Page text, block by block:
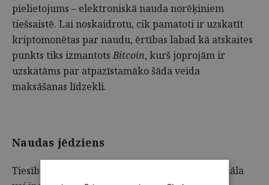
pielietojums – elektroniskā nauda norēķiniem
tiešsaistē. Lai noskaidrotu, cik pamatoti ir uzskatīt
kriptomonētas par naudu, ērtības labad kā atskaites
punkts tiks izmantotsBitcoin, kurš joprojām ir
uzskatāms par atpazīstamāko šāda veida
maksāšanas līdzekli.
Naudas jēdziens
Tiesību zinātnē atzīstot, ka "nauda nav individuāla